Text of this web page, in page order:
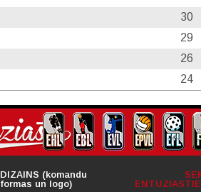
30
29
26
24
DIZAINS (komandu
formas un logo)